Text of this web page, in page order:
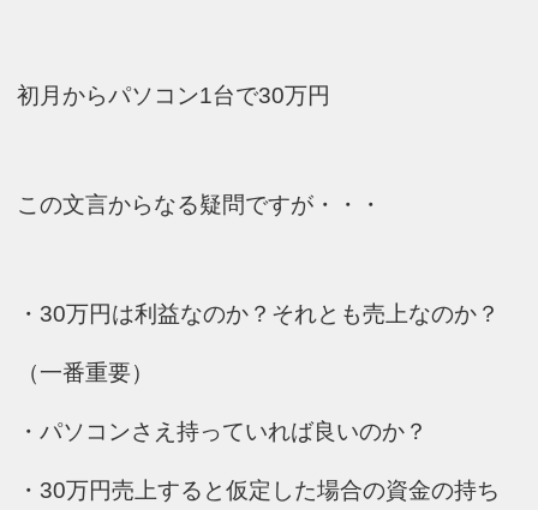
初月からパソコン1台で30万円
この文言からなる疑問ですが・・・
・30万円は利益なのか？それとも売上なのか？
（一番重要）
・パソコンさえ持っていれば良いのか？
・30万円売上すると仮定した場合の資金の持ち